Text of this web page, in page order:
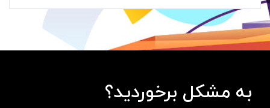
به مشکل برخوردید؟